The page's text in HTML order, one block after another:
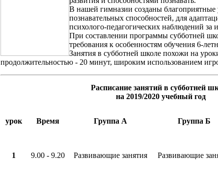
В нашей гимназии созданы благоприятные
познавательных способностей, для
психолого-педагогических наблюдений за
При составлении программы субботней
требования к особенностям обучения 6-
Занятия в субботней школе похожи на
продолжительностью - 20 минут, широким использованием
Расписание занятий в субботней
на 2019/2020 учебный год
урок Время Группа A Группа Б
1 9.00 - 9.20 Развивающие занятия Развивающие